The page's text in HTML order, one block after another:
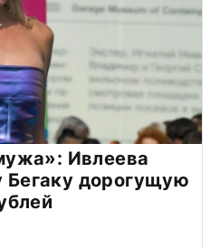
Ивлеева
Бегаку дорогущую